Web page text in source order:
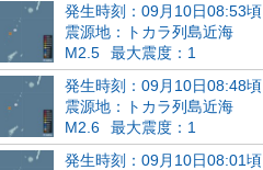
発生時刻：09月10日08:53頃
震源地：トカラ列島近海
M2.5
最大震度：1
発生時刻：09月10日08:48頃
震源地：トカラ列島近海
M2.6
最大震度：1
発生時刻：09月10日08:01頃